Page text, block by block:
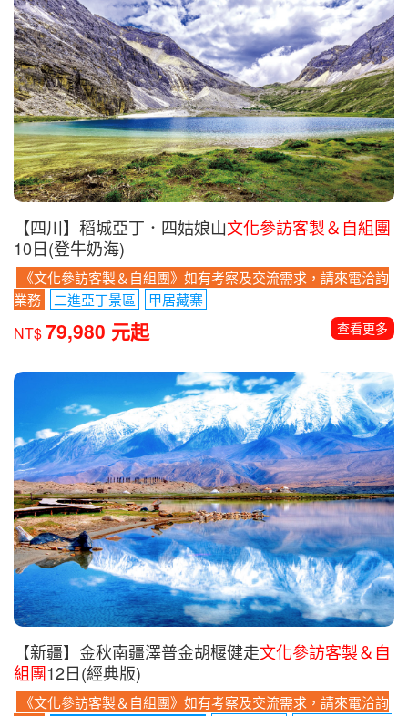
【四川】稻城亞丁．四姑娘山文化參訪客製＆自組團
10日(登牛奶海)
《文化參訪客製＆自組團》如有考察及交流需求，請來電洽詢
業務
二進亞丁景區 甲居藏寨
NT$79,980 元起 查看更多
【新疆】金秋南疆澤普金胡椻健走文化參訪客製＆自
組團12日(經典版)
《文化參訪客製＆自組團》如有考察及交流需求，請來電洽詢